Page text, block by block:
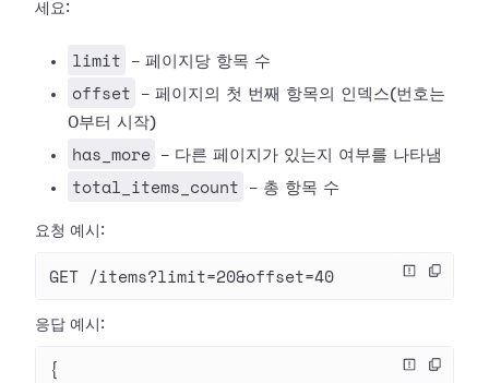
세요:
limit - 페이지당 항목 수
offset
- 페이지의 첫 번째 항목의 인덱스(번호는
0부터 시작)
has_more - 다른 페이지가 있는지 여부를 나타냄
total_items_count - 총 항목 수
요청 예시:
GET /items?limit=20&offset=40
응답 예시:
{